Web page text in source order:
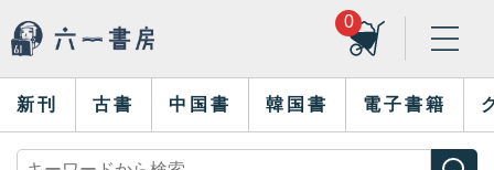
0
新刊 古書 中国書 韓国書 電子書籍